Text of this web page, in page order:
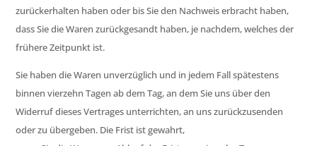
zurückerhalten haben oder bis Sie den Nachweis erbracht haben,
dass Sie die Waren zurückgesandt haben, je nachdem, welches der
frühere Zeitpunkt ist.
Sie haben die Waren unverzüglich und in jedem Fall spätestens
binnen vierzehn Tagen ab dem Tag, an dem Sie uns über den
Widerruf dieses Vertrages unterrichten, an uns zurückzusenden
oder zu übergeben. Die Frist ist gewahrt,